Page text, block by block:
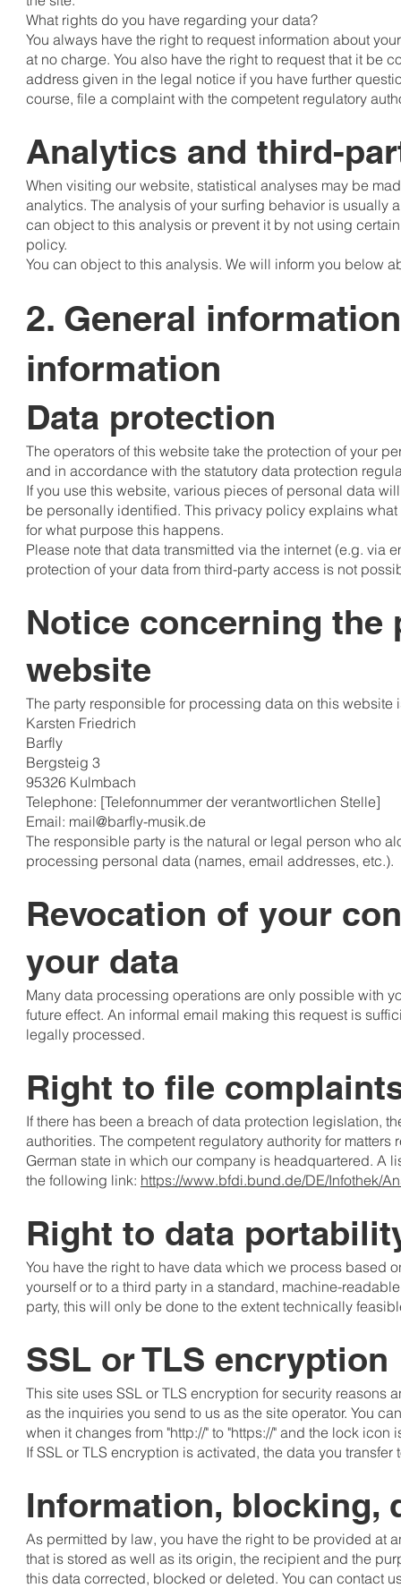
What rights do you have regarding your data?
You always have the right to request information about
at no charge. You also have the right to request that it be
address given in the legal notice if you have further
course, file a complaint with the competent regulatory
Analytics and third-
When visiting our website, statistical analyses may be
analytics. The analysis of your surfing behavior is usually
can object to this analysis or prevent it by not using
policy.
You can object to this analysis. We will inform you below
2. General
information
Data protection
The operators of this website take the protection of your
and in accordance with the statutory data protection
If you use this website, various pieces of personal data
be personally identified. This privacy policy explains
for what purpose this happens.
Please note that data transmitted via the internet (e.g.
protection of your data from third-party access is not
Notice concerning
website
The party responsible for processing data on this website
Karsten Friedrich
Barfly
Bergsteig 3
95326 Kulmbach
Telephone: [Telefonnummer der verantwortlichen Stelle]
Email: mail@barfly-musik.de
The responsible party is the natural or legal person who
processing personal data (names, email addresses, etc.).
Revocation of your
your data
Many data processing operations are only possible with
future effect. An informal email making this request is
legally processed.
Right to file
If there has been a breach of data protection legislation,
authorities. The competent regulatory authority for
German state in which our company is headquartered. A
the following link: https://www.bfdi.bund.de/DE/Infothek/
Right to data
You have the right to have data which we process based
yourself or to a third party in a standard, machine-
party, this will only be done to the extent technically
SSL or TLS encryption
This site uses SSL or TLS encryption for security reasons
as the inquiries you send to us as the site operator. You
when it changes from "http://" to "https://" and the lock
If SSL or TLS encryption is activated, the data you
Information, blocking,
As permitted by law, you have the right to be provided at
that is stored as well as its origin, the recipient and the
this data corrected, blocked or deleted. You can contact